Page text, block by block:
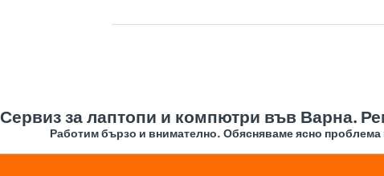
Сервиз за лаптопи и компютри във Варна.
Работим бързо и внимателно. Обясняваме ясно